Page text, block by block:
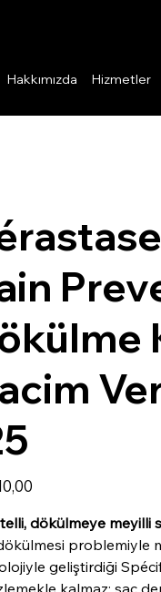
Hakkımızda Hizmetler
dökülmeye meyilli
problemiyle
geliştirdiği